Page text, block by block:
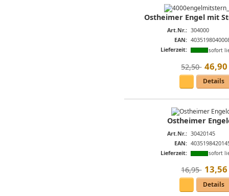
Ostheimer Engel mit
Art.Nr.: 304000
EAN:
Lieferzeit:
sofort
52,50  46,90
Details
Ostheimer
Art.Nr.: 30420145
EAN:
Lieferzeit:
sofort
16,95  13,56
Details